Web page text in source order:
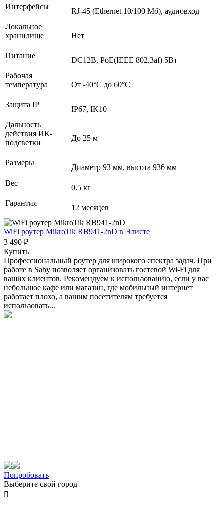
Интерфейсы
RJ-45 (Ethernet 10/100 Мб), аудиовход
Локальное
хранилище
Нет
Питание
DC12В, PoE(IEEE 802.3af) 5Вт
Рабочая
температура
От -40°С до 60°С
Защита IP
IP67, IK10
Дальность
действия ИК-
подсветки
До 25 м
Размеры
Диаметр 93 мм, высота 936 мм
Вес
0.5 кг
Гарантия
12 месяцев
WiFi роутер MikroTik RB941-2nD в Элисте
3 490 ₽
Купить
Профессиональный роутер для широкого спектра задач. При
работе в Saby позволяет организовать гостевой Wi-Fi для
ваших клиентов. Рекомендуем к использованию, если у вас
небольшое кафе или магазин, где мобильный интернет
работает плохо, а вашим посетителям требуется
использовать...
Попробовать
Выберите свой город
